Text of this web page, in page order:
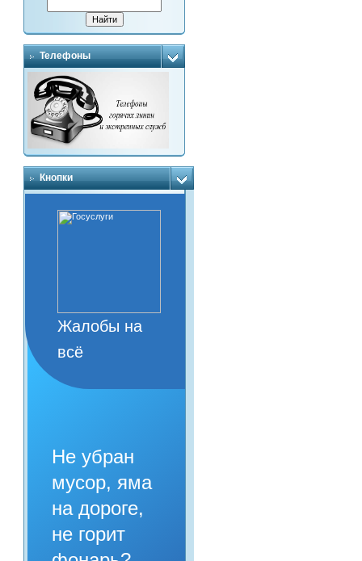
Телефоны
Кнопки
Жалобы на
всё
Не убран
мусор, яма
на дороге,
не горит